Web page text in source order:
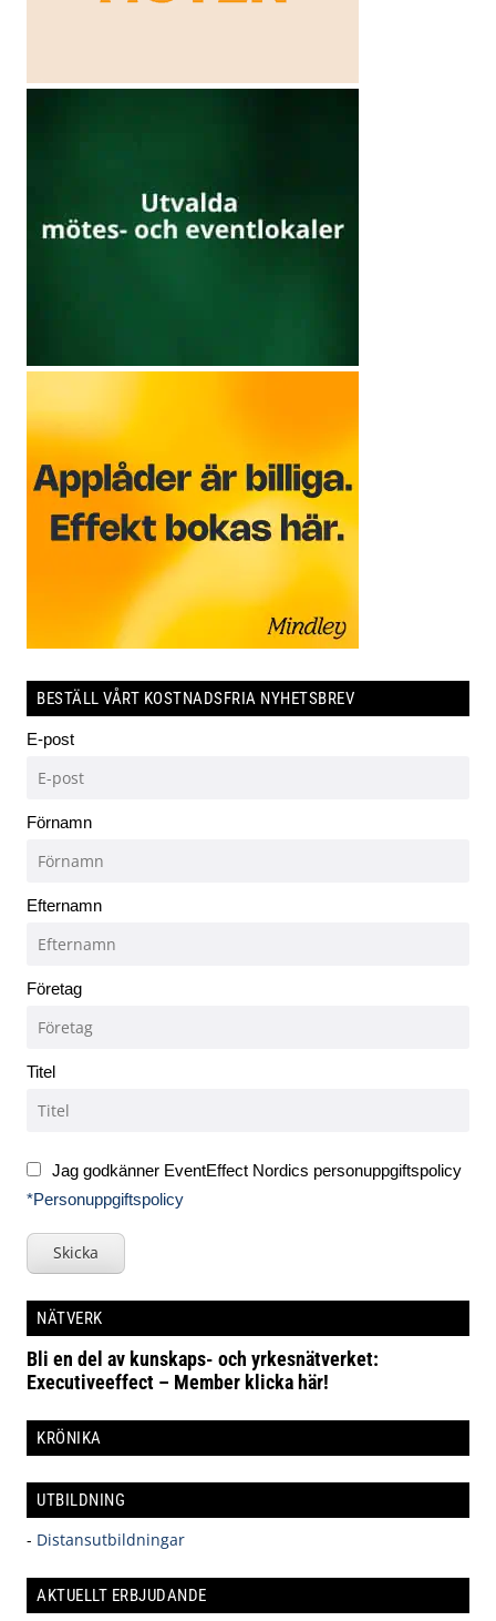
BESTÄLL VÅRT KOSTNADSFRIA NYHETSBREV
E-post
Förnamn
Efternamn
Företag
Titel
Jag godkänner EventEffect Nordics personuppgiftspolicy
*Personuppgiftspolicy
Skicka
NÄTVERK
Bli en del av kunskaps- och yrkesnätverket:
Executiveeffect – Member klicka här!
KRÖNIKA
UTBILDNING
- Distansutbildningar
AKTUELLT ERBJUDANDE